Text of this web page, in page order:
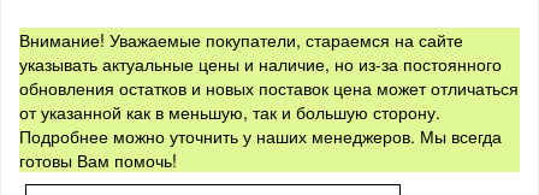
Внимание! Уважаемые покупатели, стараемся на сайте
указывать актуальные цены и наличие, но из-за постоянного
обновления остатков и новых поставок цена может отличаться
от указанной как в меньшую, так и большую сторону.
Подробнее можно уточнить у наших менеджеров. Мы всегда
готовы Вам помочь!